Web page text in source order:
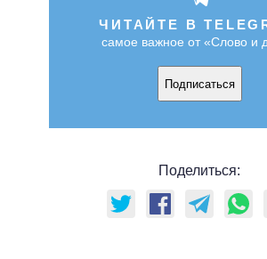
ЧИТАЙТЕ В
самое важное от «Слово и
Подписаться
Поделиться: